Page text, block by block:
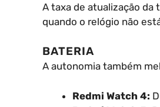
A taxa de atualização da
quando o relógio não
BATERIA
A autonomia também
Redmi Watch 4: